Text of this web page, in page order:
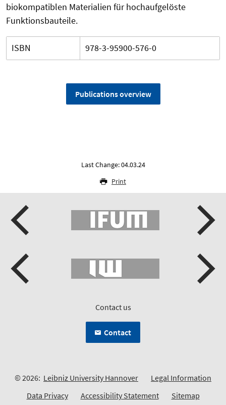
biokompatiblen Materialien für hochaufgelöste
Funktionsbauteile.
ISBN 978-3-95900-576-0
Publications overview
Last Change: 04.03.24
Print
Contact us
Contact
© 2026: Leibniz University Hannover
Legal Information
Data Privacy
Accessibility Statement Sitemap